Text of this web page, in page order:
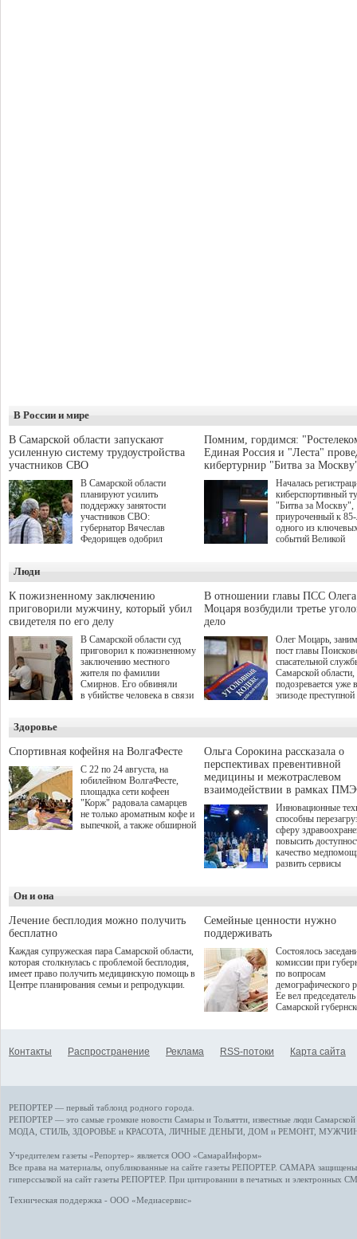
В России и мире
В Самарской области запускают
усиленную систему трудоустройства
участников СВО
В Самарской области
планируют усилить
поддержку занятости
участников СВО:
губернатор Вячеслав
Федорищев одобрил
Живайкина, направленные
на трудоустройство и более
спокойную адаптацию к
мирной жизни.
Помним, гордимся:
Единая Россия и "Леста"
кибертурнир "Битва за
Началась
киберспортивный
"Битва за Москву",
приуроченный к
одного из
событий Великой
игре "Мир танков"
выступили
партия "Единая
игровая студия
Люди
К пожизненному заключению
приговорили мужчину, который убил
свидетеля по его делу
В Самарской области суд
приговорил к пожизненному
заключению местного
жителя по фамилии
Смирнов. Его обвиняли
в убийстве человека в связи
В отношении главы ПСС Олега
Моцаря возбудили третье
дело
Олег Моцарь,
пост главы
спасательной
Самарской области,
подозревается уже
эпизоде преступной
а сам он
Здоровье
Спортивная кофейня на ВолгаФесте
С 22 по 24 августа, на
юбилейном ВолгаФесте,
площадка сети кофеен
"Корж" радовала самарцев
не только ароматным кофе и
выпечкой, а также обширной
Ольга Сорокина рассказала о
перспективах превентивной
медицины и межотраслевом
взаимодействии в рамках
Инновационные
способны
сферу
повысить
качество
развить сервисы
определенными
К ним можно
возникающие при
данными
более динамичного
проникновения
сегмент
отраслевое
рассказала Ольга
ходе сессии
качества жизни" в
ПМЭФ 2025. В
РФ Михаил
представители
Государственной
Он и она
Лечение бесплодия можно получить
бесплатно
Каждая супружеская пара Самарской области,
которая столкнулась с проблемой бесплодия,
имеет право получить медицинскую помощь в
Центре планирования семьи и репродукции.
Семейные ценности нужно
поддерживать
Состоялось
комиссии при
по вопросам
демографического
Ее вел председатель
Самарской
Контакты Распространение Реклама RSS-потоки Карта сайта
РЕПОРТЕР — первый таблоид родного города.
РЕПОРТЕР — это самые громкие новости Самары и Тольятти, известные люди
МОДА, СТИЛЬ ЗДОРОВЬЕ и КРАСОТА ЛИЧНЫЕ ДЕНЬГИ ДОМ и РЕМОНТ,
Учредителем газеты «Репортер» является ООО «СамараИнформ»
Все права на материалы, опубликованные на сайте газеты РЕПОРТЕР. САМАРА защищены.
гиперссылкой на сайт газеты РЕПОРТЕР. При цитировании в печатных и электронных
Техническая поддержка - ООО «Медиасервис»